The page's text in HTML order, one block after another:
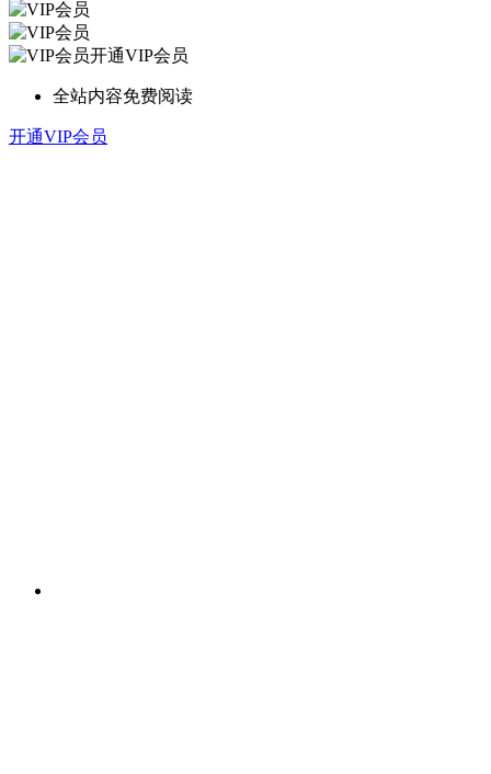
开通VIP会员
全站内容免费阅读
开通VIP会员